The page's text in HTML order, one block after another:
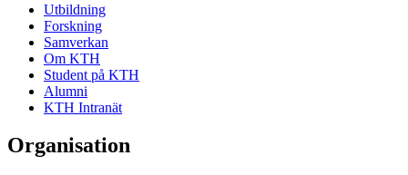
Utbildning
Forskning
Samverkan
Om KTH
Student på KTH
Alumni
KTH Intranät
Organisation